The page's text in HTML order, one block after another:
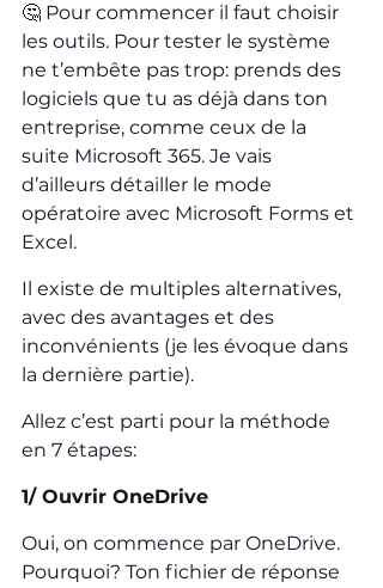
🤔 Pour commencer il faut choisir
les outils. Pour tester le système
ne t’embête pas trop: prends des
logiciels que tu as déjà dans ton
entreprise, comme ceux de la
suite Microsoft 365. Je vais
d’ailleurs détailler le mode
opératoire avec Microsoft Forms et
Excel.
Il existe de multiples alternatives,
avec des avantages et des
inconvénients (je les évoque dans
la dernière partie).
Allez c’est parti pour la méthode
en 7 étapes:
1/ Ouvrir OneDrive
Oui, on commence par OneDrive.
Pourquoi? Ton fichier de réponse